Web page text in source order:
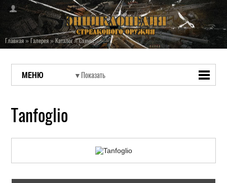
Главная»Галерея»Каталог»Схемы
МЕНЮ
Tanfoglio